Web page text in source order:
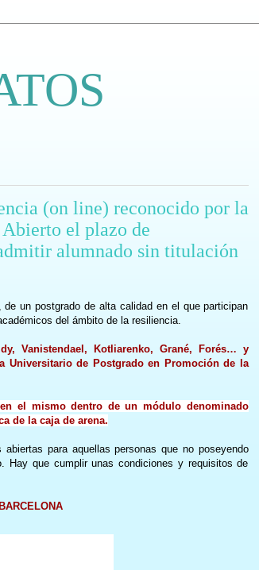
(on line) reconocido por la
el plazo de
alumnado sin titulación
un postgrado de alta calidad en el que participan
del ámbito de la resiliencia.
Vanistendael, Kotliarenko, Grané, Forés… y
Universitario de Postgrado en Promoción de la
el mismo dentro de un módulo denominado
de la caja de arena.
para aquellas personas que no poseyendo
Hay que cumplir unas condiciones y requisitos de